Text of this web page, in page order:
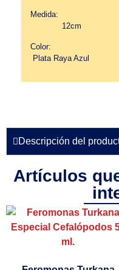
12cm
Plata Raya Azul
Descripción del
Artículos